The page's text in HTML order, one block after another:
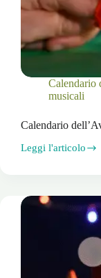
Calendario
musicali
Calendario
Leggi l'articolo
Calendario
Ring